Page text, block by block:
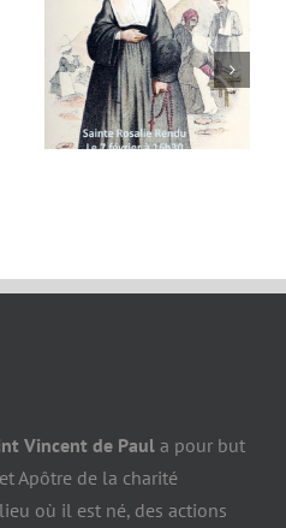
au Berceau
Vincent de Paul a pour but
Apôtre de la charité
où il est né, des actions